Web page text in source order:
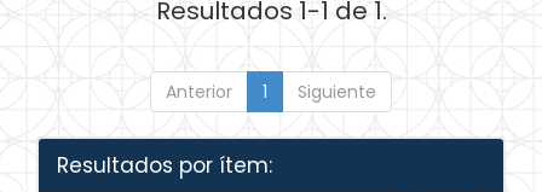
Resultados 1-1 de 1.
Anterior 1 Siguiente
Resultados por ítem: